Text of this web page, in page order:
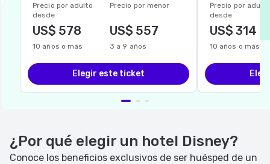
Precio por adulto
desde
US$ 578
10 años o más
Precio por menor
US$ 557
3 a 9 años
Elegir este ticket
Precio por adulto
desde
US$ 314
10 años o más
¿Por qué elegir un hotel Disney?
Conoce los beneficios exclusivos de ser huésped de un